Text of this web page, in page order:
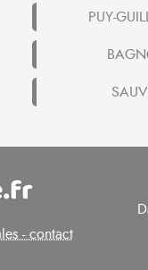
PUY-
- contact